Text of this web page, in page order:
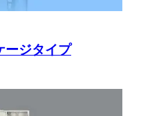
ージタイプ